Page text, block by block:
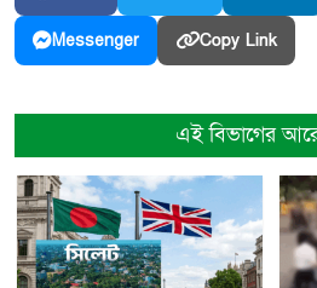
Messenger Copy Link
এই বিভাগের